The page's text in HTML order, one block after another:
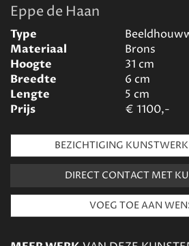
Eppe de Haan
Type
Materiaal
Brons
Hoogte
31 cm
Breedte
6 cm
Lengte
5 cm
Prijs
€ 1100,-
BEZICHTIGING
DIRECT CONTACT MET